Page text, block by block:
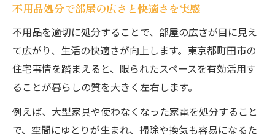
不用品処分で部屋の広さと快適さを実感
不用品を適切に処分することで、部屋の広さが目に見え
て広がり、生活の快適さが向上します。東京都町田市の
住宅事情を踏まえると、限られたスペースを有効活用す
ることが暮らしの質を大きく左右します。
例えば、大型家具や使わなくなった家電を処分すること
で、空間にゆとりが生まれ、掃除や換気も容易になるた